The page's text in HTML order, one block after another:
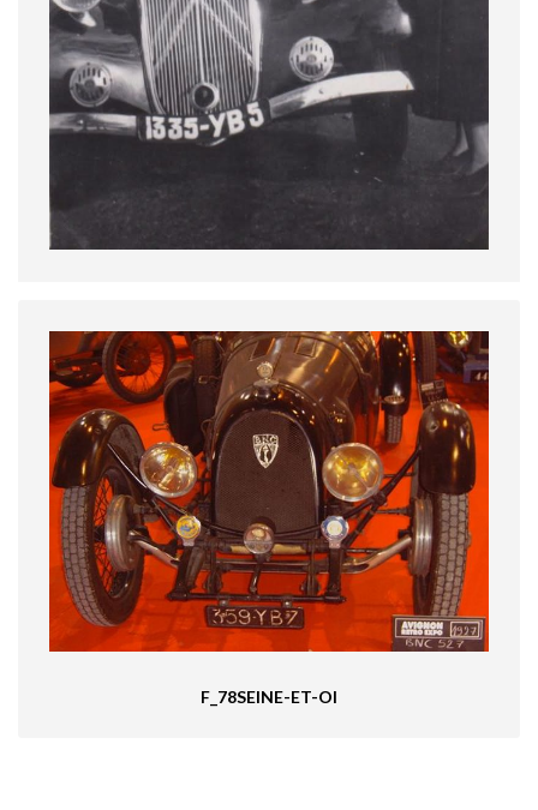
F_78SEINE-ET-OI